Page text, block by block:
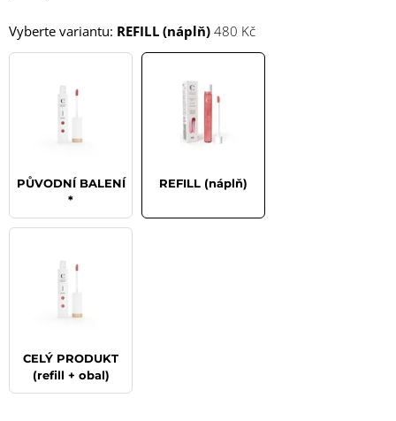
Vyberte variantu: REFILL (náplň) 480 Kč
PŮVODNÍ BALENÍ
*
REFILL (náplň)
CELÝ PRODUKT
(refill + obal)